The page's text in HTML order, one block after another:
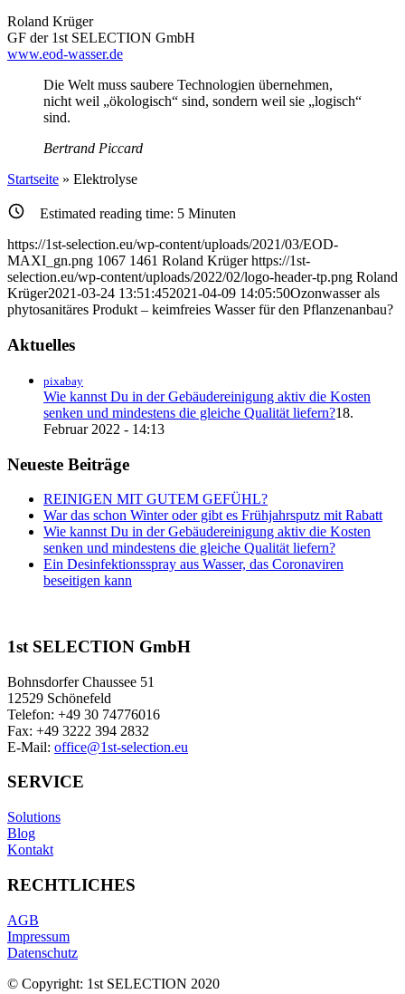
Roland Krüger
GF der 1st SELECTION GmbH
www.eod-wasser.de
Die Welt muss saubere Technologien übernehmen,
nicht weil „ökologisch“ sind, sondern weil sie „logisch“
sind.
Bertrand Piccard
Startseite » Elektrolyse
Estimated reading time: 5 Minuten
https://1st-selection.eu/wp-content/uploads/2021/03/EOD-
MAXI_gn.png 1067 1461 Roland Krüger https://1st-
selection.eu/wp-content/uploads/2022/02/logo-header-tp.png Roland
Krüger2021-03-24 13:51:452021-04-09 14:05:50Ozonwasser als
phytosanitäres Produkt – keimfreies Wasser für den Pflanzenanbau?
Aktuelles
pixabay
Wie kannst Du in der Gebäudereinigung aktiv die Kosten
senken und mindestens die gleiche Qualität liefern?18.
Februar 2022 - 14:13
Neueste Beiträge
REINIGEN MIT GUTEM GEFÜHL?
War das schon Winter oder gibt es Frühjahrsputz mit Rabatt
Wie kannst Du in der Gebäudereinigung aktiv die Kosten
senken und mindestens die gleiche Qualität liefern?
Ein Desinfektionsspray aus Wasser, das Coronaviren
beseitigen kann
1st SELECTION GmbH
Bohnsdorfer Chaussee 51
12529 Schönefeld
Telefon: +49 30 74776016
Fax: +49 3222 394 2832
E-Mail: office@1st-selection.eu
SERVICE
Solutions
Blog
Kontakt
RECHTLICHES
AGB
Impressum
Datenschutz
© Copyright: 1st SELECTION 2020